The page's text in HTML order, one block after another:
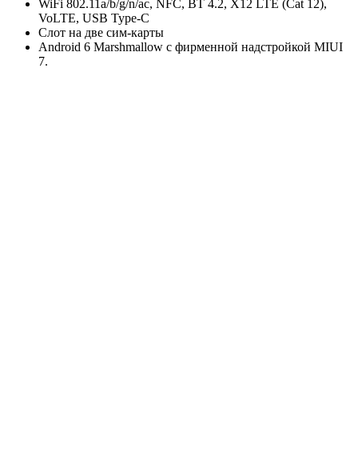
WiFi 802.11a/b/g/n/ac, NFC, BT 4.2, X12 LTE (Cat 12),
VoLTE, USB Type-C
Слот на две сим-карты
Android 6 Marshmallow с фирменной надстройкой MIUI
7.